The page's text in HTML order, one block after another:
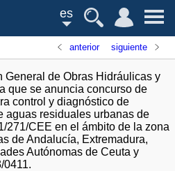
es
anterior siguiente
General de Obras Hidráulicas y
que se anuncia concurso de
control y diagnóstico de
aguas residuales urbanas de
271/CEE en el ámbito de la zona
de Andalucía, Extremadura,
Autónomas de Ceuta y
0411.